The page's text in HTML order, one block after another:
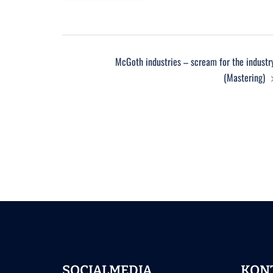
Navigation
McGoth industries – scream for the
(Mastering)